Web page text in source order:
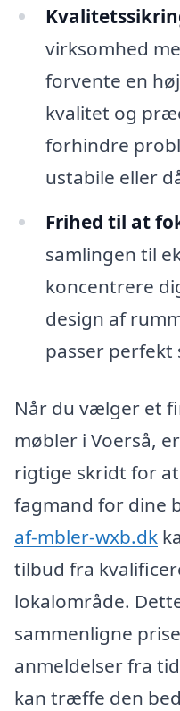
virksomhed
forvente en
kvalitet og
forhindre
ustabile eller
Frihed til at
samlingen til
koncentrere
design af
passer perfekt
Når du vælger et
møbler i Voerså,
rigtige skridt for
fagmand for dine
af-mbler-wxb.dk
tilbud fra
lokalområde.
sammenligne
anmeldelser fra
kan træffe den